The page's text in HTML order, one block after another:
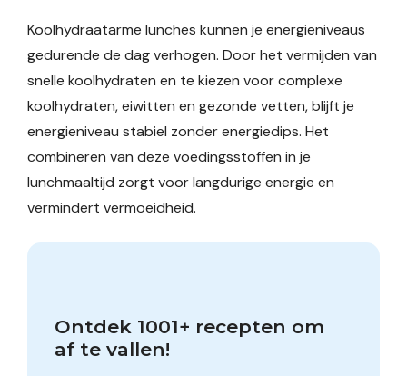
Koolhydraatarme lunches kunnen je energieniveaus
gedurende de dag verhogen. Door het vermijden van
snelle koolhydraten en te kiezen voor complexe
koolhydraten, eiwitten en gezonde vetten, blijft je
energieniveau stabiel zonder energiedips. Het
combineren van deze voedingsstoffen in je
lunchmaaltijd zorgt voor langdurige energie en
vermindert vermoeidheid.
Ontdek 1001+ recepten om
af te vallen!